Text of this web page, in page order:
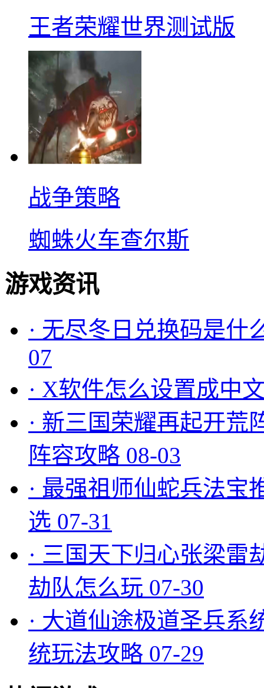
王者荣耀世界测试版
战争策略
蜘蛛火车查尔斯
游戏资讯
· 无尽冬日兑换码是什
07
· X软件怎么设置成中
· 新三国荣耀再起开荒
阵容攻略 08-03
· 最强祖师仙蛇兵法宝
选 07-31
· 三国天下归心张梁雷
劫队怎么玩 07-30
· 大道仙途极道圣兵系
统玩法攻略 07-29